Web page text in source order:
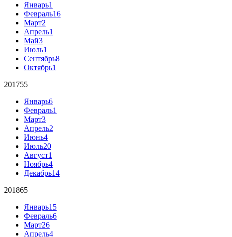
Январь1
Февраль16
Март2
Апрель1
Май3
Июль1
Сентябрь8
Октябрь1
201755
Январь6
Февраль1
Март3
Апрель2
Июнь4
Июль20
Август1
Ноябрь4
Декабрь14
201865
Январь15
Февраль6
Март26
Апрель4